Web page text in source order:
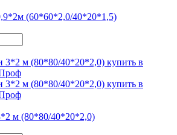
(60*60*2,0/40*20*1,5)
м (80*80/40*20*2,0)